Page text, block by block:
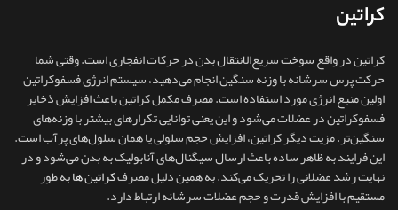
کراتین
کراتین در واقع سوخت سریع‌الانتقال بدن در حرکات انفجاری است. وقتی شما
حرکت پرس سرشانه با وزنه سنگین انجام می‌دهید، سیستم انرژی فسفوکراتین
اولین منبع انرژی مورد استفاده است. مصرف مکمل کراتین باعث افزایش ذخایر
فسفوکراتین در عضلات می‌شود و این یعنی توانایی تکرارهای بیشتر با وزنه‌های
سنگین‌تر. مزیت دیگر کراتین، افزایش حجم سلولی یا همان سلول‌های پرآب است.
این فرایند به ظاهر ساده باعث ارسال سیگنال‌های آنابولیک به بدن می‌شود و در
نهایت رشد عضلانی را تحریک می‌کند. به همین دلیل مصرفکراتین هابه‌ طور
مستقیم با افزایش قدرت و حجم عضلات سرشانه ارتباط دارد.